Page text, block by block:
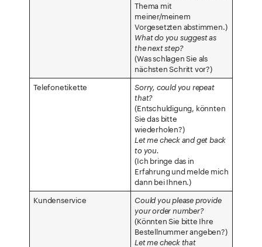
Thema mit
meiner/meinem
Vorgesetzten abstimmen.)
What do you suggest as
the next step?
(Was schlagen Sie als
nächsten Schritt vor?)
Telefonetikette
Sorry, could you repeat
that?
(Entschuldigung, könnten
Sie das bitte
wiederholen?)
Let me check and get back
to you.
(Ich bringe das in
Erfahrung und melde mich
dann bei Ihnen.)
Kundenservice
Could you please provide
your order number?
(Könnten Sie bitte Ihre
Bestellnummer angeben?)
Let me check that